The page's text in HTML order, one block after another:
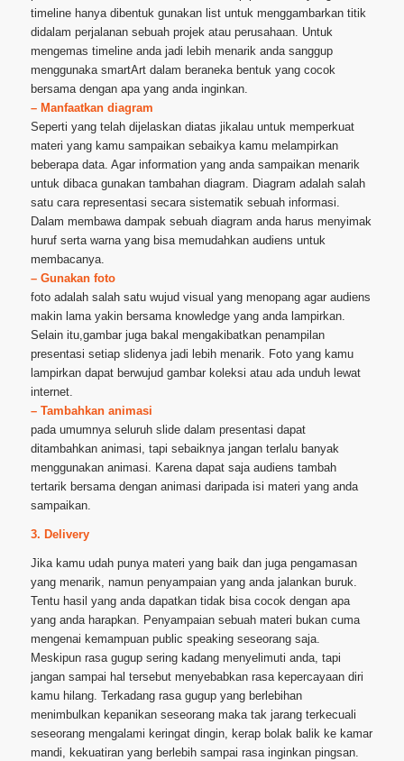
timeline hanya dibentuk gunakan list untuk menggambarkan titik
didalam perjalanan sebuah projek atau perusahaan. Untuk
mengemas timeline anda jadi lebih menarik anda sanggup
menggunaka smartArt dalam beraneka bentuk yang cocok
bersama dengan apa yang anda inginkan.
– Manfaatkan diagram
Seperti yang telah dijelaskan diatas jikalau untuk memperkuat
materi yang kamu sampaikan sebaikya kamu melampirkan
beberapa data. Agar information yang anda sampaikan menarik
untuk dibaca gunakan tambahan diagram. Diagram adalah salah
satu cara representasi secara sistematik sebuah informasi.
Dalam membawa dampak sebuah diagram anda harus menyimak
huruf serta warna yang bisa memudahkan audiens untuk
membacanya.
– Gunakan foto
foto adalah salah satu wujud visual yang menopang agar audiens
makin lama yakin bersama knowledge yang anda lampirkan.
Selain itu,gambar juga bakal mengakibatkan penampilan
presentasi setiap slidenya jadi lebih menarik. Foto yang kamu
lampirkan dapat berwujud gambar koleksi atau ada unduh lewat
internet.
– Tambahkan animasi
pada umumnya seluruh slide dalam presentasi dapat
ditambahkan animasi, tapi sebaiknya jangan terlalu banyak
menggunakan animasi. Karena dapat saja audiens tambah
tertarik bersama dengan animasi daripada isi materi yang anda
sampaikan.
3. Delivery
Jika kamu udah punya materi yang baik dan juga pengamasan
yang menarik, namun penyampaian yang anda jalankan buruk.
Tentu hasil yang anda dapatkan tidak bisa cocok dengan apa
yang anda harapkan. Penyampaian sebuah materi bukan cuma
mengenai kemampuan public speaking seseorang saja.
Meskipun rasa gugup sering kadang menyelimuti anda, tapi
jangan sampai hal tersebut menyebabkan rasa kepercayaan diri
kamu hilang. Terkadang rasa gugup yang berlebihan
menimbulkan kepanikan seseorang maka tak jarang terkecuali
seseorang mengalami keringat dingin, kerap bolak balik ke kamar
mandi, kekuatiran yang berlebih sampai rasa inginkan pingsan.